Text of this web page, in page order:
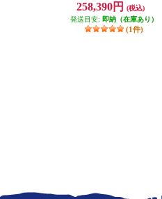
LX127EL-W
258,390円
(税込)
発送目安: 即納（在庫あり）
(1件)